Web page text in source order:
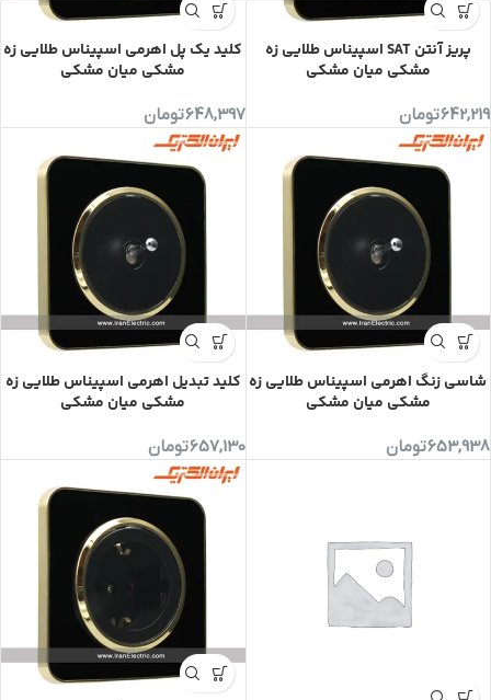
پریز آنتن SAT اسپیناس طلایی زه
مشکی میان مشکی
642,219تومان
کلید یک پل اهرمی اسپیناس طلایی زه
مشکی میان مشکی
648,397تومان
شاسی زنگ اهرمی اسپیناس طلایی زه
مشکی میان مشکی
653,938تومان
کلید تبدیل اهرمی اسپیناس طلایی زه
مشکی میان مشکی
657,130تومان